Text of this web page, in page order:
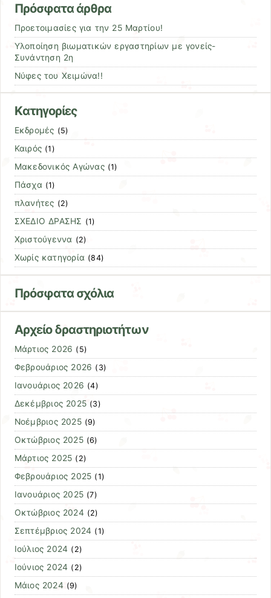
Πρόσφατα άρθρα
Προετοιμασίες για την 25 Μαρτίου!
Υλοποίηση βιωματικών εργαστηρίων με γονείς-
Συνάντηση 2η
Νύφες του Χειμώνα!!
Kατηγορίες
Εκδρομές (5)
Καιρός (1)
Μακεδονικός Αγώνας(1)
Πάσχα (1)
πλανήτες (2)
ΣΧΕΔΙΟ ΔΡΑΣΗΣ (1)
Χριστούγεννα (2)
Χωρίς κατηγορία (84)
Πρόσφατα σχόλια
Αρχείο δραστηριοτήτων
Μάρτιος 2026 (5)
Φεβρουάριος 2026 (3)
Ιανουάριος 2026 (4)
Δεκέμβριος 2025 (3)
Νοέμβριος 2025(9)
Οκτώβριος 2025(6)
Μάρτιος 2025 (2)
Φεβρουάριος 2025 (1)
Ιανουάριος 2025 (7)
Οκτώβριος 2024 (2)
Σεπτέμβριος 2024 (1)
Ιούλιος 2024 (2)
Ιούνιος 2024 (2)
Μάιος 2024(9)